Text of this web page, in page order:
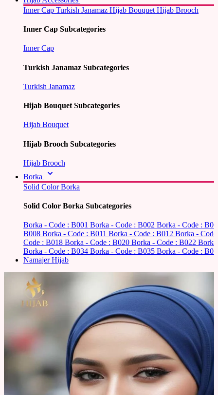
Inner Cap Turkish Janamaz Hijab Bouquet Hijab Brooch
Inner Cap Subcategories
Inner Cap
Turkish Janamaz Subcategories
Turkish Janamaz
Hijab Bouquet Subcategories
Hijab Bouquet
Hijab Brooch Subcategories
Hijab Brooch
Borka
Solid Color Borka
Solid Color Borka Subcategories
Borka - Code : B001 Borka - Code : B002 Borka - Code :
B008 Borka - Code : B011 Borka - Code : B012 Borka -
Code : B018 Borka - Code : B020 Borka - Code : B022
Borka - Code : B034 Borka - Code : B035 Borka - Code :
Namajer Hijab